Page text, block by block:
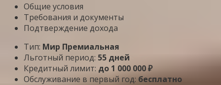
Общие условия
Требования и документы
Подтверждение дохода
Тип: Мир Премиальная
Льготный период: 55 дней
Кредитный лимит: до 1 000 000 ₽
Обслуживание в первый год: бесплатно